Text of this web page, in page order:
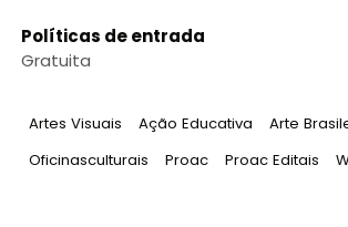
Políticas de entrada
Gratuita
Tag:
Artes Visuais Tag:
Ação Educativa Tag:
Arte
Tag:
Oficinasculturais Tag:
Proac Tag:
Proac Editais